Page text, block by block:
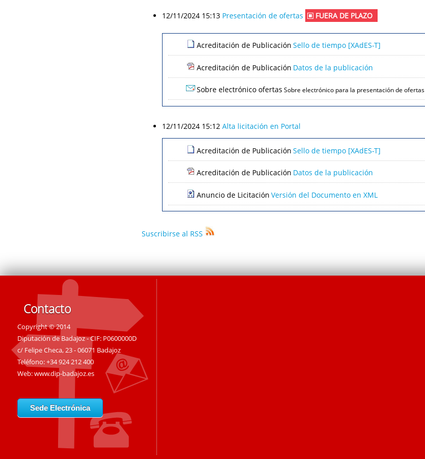
12/11/2024 15:13 Presentación de ofertas FUERA DE PLAZO
Acreditación de Publicación Sello de tiempo [XAdES-T]
Acreditación de Publicación Datos de la publicación
Sobre electrónico ofertas Sobre electrónico para la presentación de ofertas
12/11/2024 15:12 Alta licitación en Portal
Acreditación de Publicación Sello de tiempo [XAdES-T]
Acreditación de Publicación Datos de la publicación
Anuncio de Licitación Versión del Documento en XML
Suscribirse al RSS
Contacto
Copyright © 2014
Diputación de Badajoz - CIF: P0600000D
c/ Felipe Checa, 23 - 06071 Badajoz
Teléfono: +34 924 212 400
Web:www.dip-badajoz.es
Sede Electrónica